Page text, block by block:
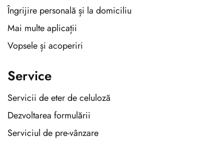
Îngrijire personală și la domiciliu
Mai multe aplicații
Vopsele și acoperiri
Service
Servicii de eter de celuloză
Dezvoltarea formulării
Serviciul de pre-vânzare